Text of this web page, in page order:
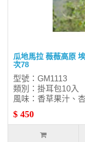
瓜地馬拉 薇薇高原
次78
型號：GM1113
類別：掛耳包10入
風味：香草果汁、
$ 450